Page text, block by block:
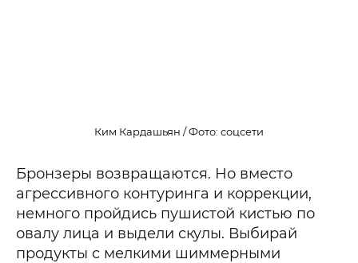
Ким Кардашьян / Фото: соцсети
Бронзеры возвращаются. Но вместо
агрессивного контуринга и коррекции,
немного пройдись пушистой кистью по
овалу лица и выдели скулы. Выбирай
продукты с мелкими шиммерными